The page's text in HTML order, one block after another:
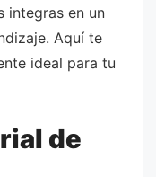
integras en un
Aquí te
ideal para tu
de